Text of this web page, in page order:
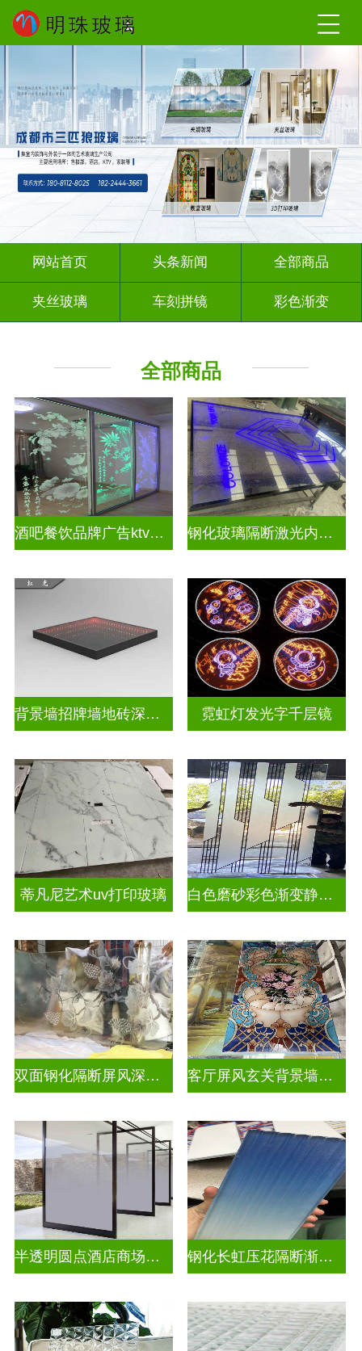
网站首页 头条新闻 全部商品
夹丝玻璃 车刻拼镜 彩色渐变
深 渊 镜
全部商品
酒吧餐饮品牌广告ktv激光内雕发光艺术玻璃 钢化玻璃隔断激光内雕护栏玻璃
背景墙招牌墙地砖深渊镜 霓虹灯发光字千层镜
蒂凡尼艺术uv打印玻璃 白色磨砂彩色渐变静电玻璃UV打印加工
双面钢化隔断屏风深雕玻璃 客厅屏风玄关背景墙深雕浮雕玻璃
半透明圆点酒店商场渐变装饰玻璃 钢化长虹压花隔断渐变隔断装饰玻璃